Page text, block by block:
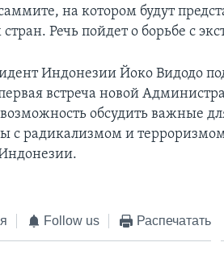
на котором будут
Речь пойдет о борьбе с
Индонезии Йоко Видодо
встреча новой
обсудить важные
с радикализмом и
Follow us Распечатать